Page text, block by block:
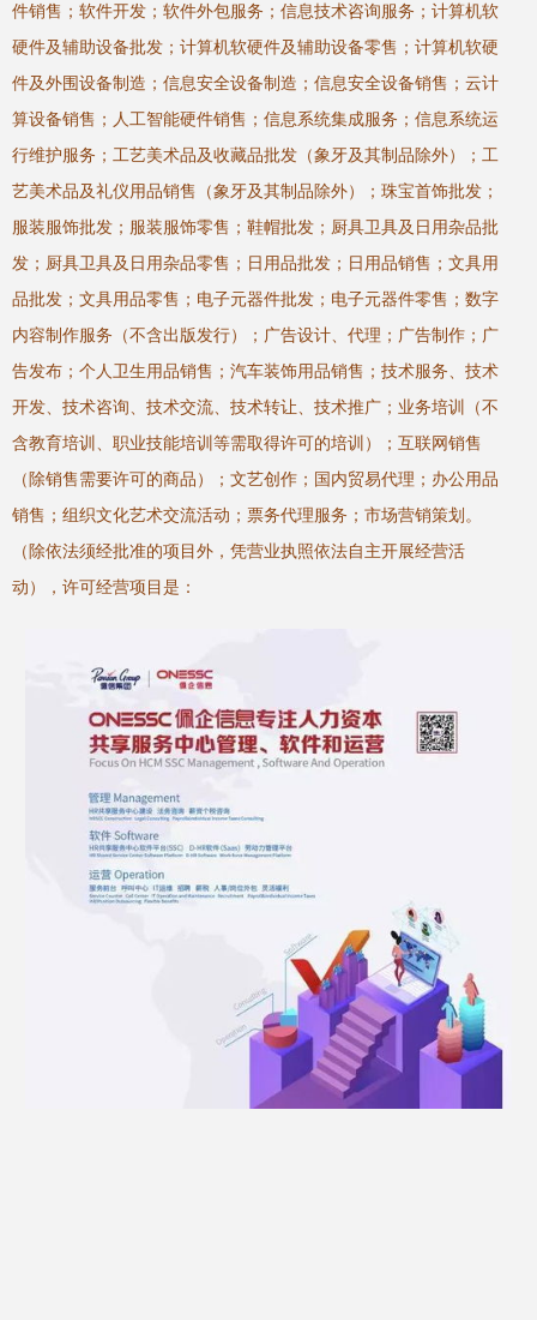
件销售；软件开发；软件外包服务；信息技术咨询服务；计算机软
硬件及辅助设备批发；计算机软硬件及辅助设备零售；计算机软硬
件及外围设备制造；信息安全设备制造；信息安全设备销售；云计
算设备销售；人工智能硬件销售；信息系统集成服务；信息系统运
行维护服务；工艺美术品及收藏品批发（象牙及其制品除外）；工
艺美术品及礼仪用品销售（象牙及其制品除外）；珠宝首饰批发；
服装服饰批发；服装服饰零售；鞋帽批发；厨具卫具及日用杂品批
发；厨具卫具及日用杂品零售；日用品批发；日用品销售；文具用
品批发；文具用品零售；电子元器件批发；电子元器件零售；数字
内容制作服务（不含出版发行）；广告设计、代理；广告制作；广
告发布；个人卫生用品销售；汽车装饰用品销售；技术服务、技术
开发、技术咨询、技术交流、技术转让、技术推广；业务培训（不
含教育培训、职业技能培训等需取得许可的培训）；互联网销售
（除销售需要许可的商品）；文艺创作；国内贸易代理；办公用品
销售；组织文化艺术交流活动；票务代理服务；市场营销策划。
（除依法须经批准的项目外，凭营业执照依法自主开展经营活
动），许可经营项目是：